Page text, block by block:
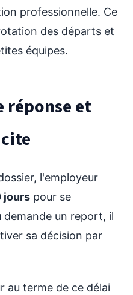
professionnelle. Ce
des départs et
équipes.
réponse et
l'employeur
jours pour se
demande un report, il
sa décision par
au terme de ce délai